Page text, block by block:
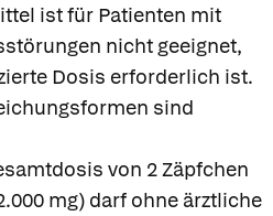
ist für Patienten mit
nicht geeignet,
Dosis erforderlich ist.
sind
von 2 Zäpfchen
mg) darf ohne ärztliche